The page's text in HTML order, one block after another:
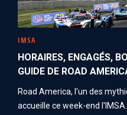
IMSA
HORAIRES, ENGAGÉS,
GUIDE DE ROAD
Road America, l'un des
accueille ce week-end l'IMSA.